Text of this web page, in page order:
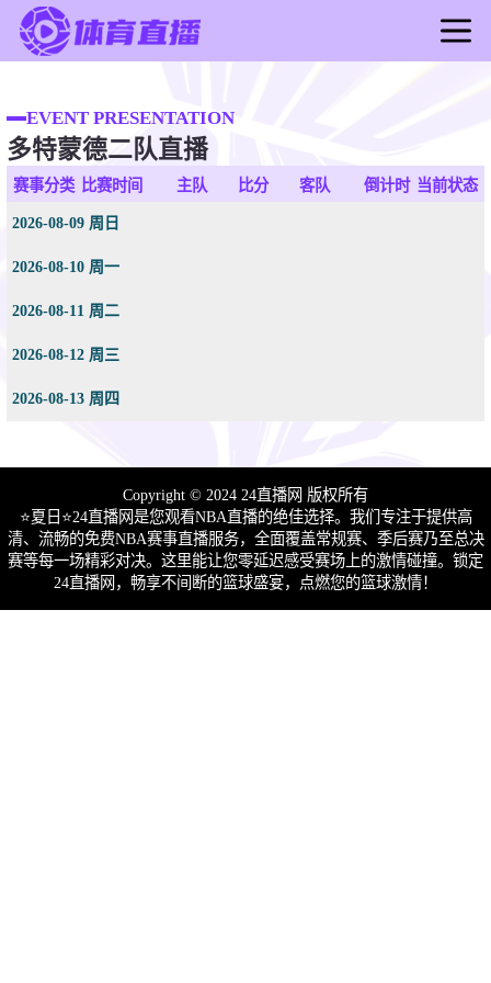
足球直播
篮球直播
足球录像
篮球新闻
EVENT PRESENTATION
多特蒙德二队直播
赛事分类 比赛时间 主队 比分 客队 倒计时 当前状态
2026-08-09 周日
2026-08-10 周一
2026-08-11 周二
2026-08-12 周三
2026-08-13 周四
Copyright © 2024 24直播网 版权所有
⭐️夏日⭐24直播网是您观看NBA直播的绝佳选择。我们专注于提供高
清、流畅的免费NBA赛事直播服务，全面覆盖常规赛、季后赛乃至总决
赛等每一场精彩对决。这里能让您零延迟感受赛场上的激情碰撞。锁定
24直播网，畅享不间断的篮球盛宴，点燃您的篮球激情！